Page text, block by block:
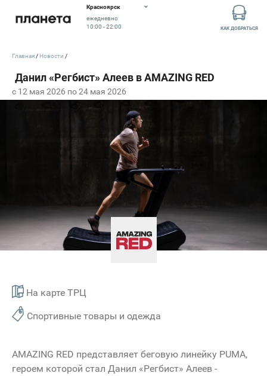
Красноярск
ежедневно
10:00 - 22:00
КАК ДОБРАТЬСЯ
c 12 мая 2026 по 24 мая 2026
На карте ТРЦ
Спортивные товары и одежда
Главная Новости
AMAZING RED представляет беговую линейку PUMA,
героем которой стал Данил «Регбист» Алеев -